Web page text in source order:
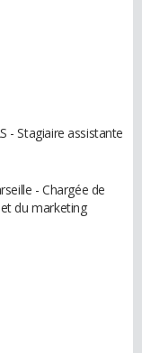
- Stagiaire assistante
- Chargée de
du marketing